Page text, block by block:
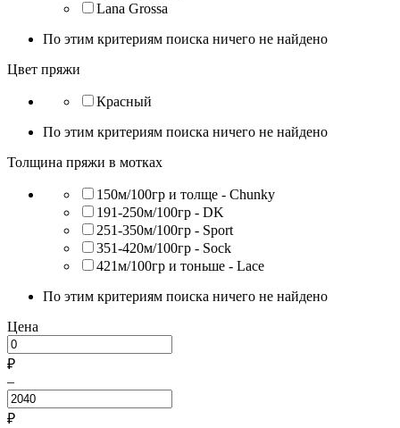
Lana Grossa
По этим критериям поиска ничего не найдено
Цвет пряжи
Красный
По этим критериям поиска ничего не найдено
Толщина пряжи в мотках
150м/100гр и толще - Chunky
191-250м/100гр - DK
251-350м/100гр - Sport
351-420м/100гр - Sock
421м/100гр и тоньше - Lace
По этим критериям поиска ничего не найдено
Цена
₽
–
₽